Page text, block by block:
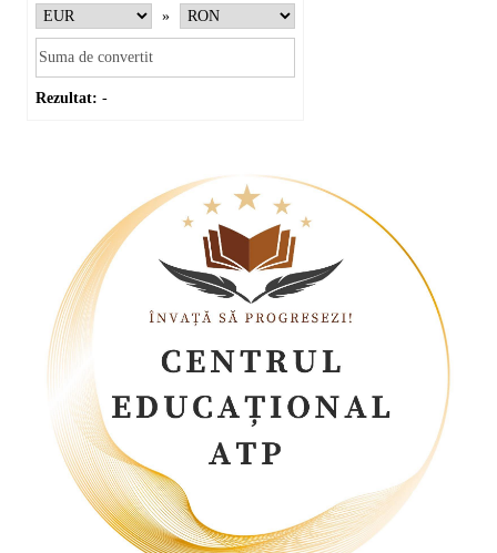
»
Rezultat: -